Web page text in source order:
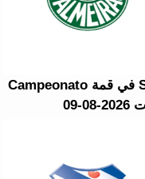
SE Palmeiras ضد SC Internacional في قمة Campeonato